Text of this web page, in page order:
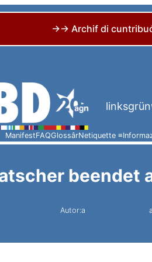
→→ Archif di
ManifestFAQGlossârNetiquette ≡
beendet
Autor:a